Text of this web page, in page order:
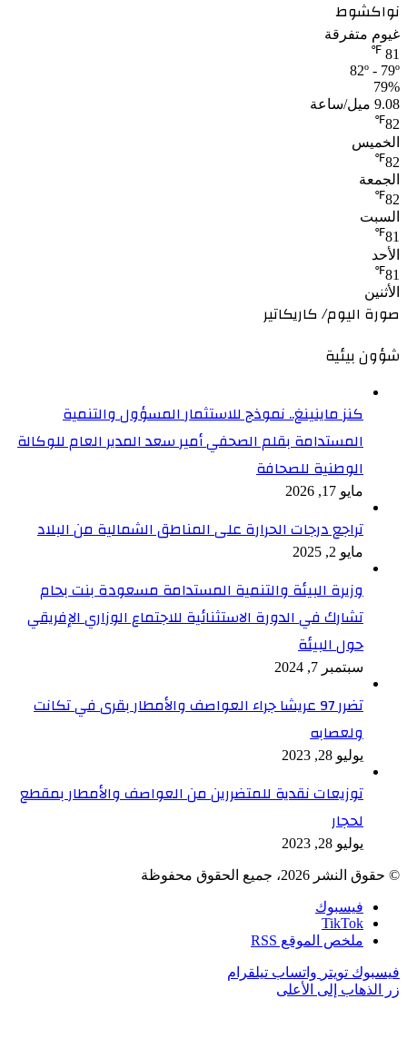
نواكشوط
غيوم متفرقة
81
℉
82º - 79º
79%
9.08 ميل/ساعة
82
℉
الخميس
82
℉
الجمعة
82
℉
السبت
81
℉
الأحد
81
℉
الأثنين
صورة اليوم/ كاريكاتير
شؤون بيئية
كنز ماينينغ.. نموذج للاستثمار المسؤول والتنمية
المستدامة بقلم الصحفي أمير سعد المدير العام للوكالة
الوطنية للصحافة
مايو 17, 2026
تراجع درجات الحرارة على المناطق الشمالية من البلاد
مايو 2, 2025
وزيرة البيئة والتنمية المستدامة مسعودة بنت بحام
تشارك في الدورة الاستثنائية للاجتماع الوزاري الإفريقي
حول البيئة
سبتمبر 7, 2024
تضرر 97 عريشا جراء العواصف والأمطار بقرى في تكانت
ولعصابه
يوليو 28, 2023
توزيعات نقدية للمتضررين من العواصف والأمطار بمقطع
لحجار
يوليو 28, 2023
© حقوق النشر 2026، جميع الحقوق محفوظة
فيسبوك
TikTok
ملخص الموقع RSS
فيسبوك تويتر واتساب تيلقرام
زر الذهاب إلى الأعلى